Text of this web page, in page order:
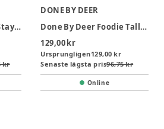
Done By Deer Stick&Stay Tallrik - Playground Blue
kr
DONE BY DEER
Done By Deer Foodie Tallrik - Tiny Farm Sand
129,00 kr
Ursprungligen129,00 kr
Senaste lägsta pris96,75 kr
Online